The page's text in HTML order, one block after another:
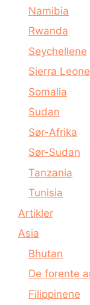
Namibia
Rwanda
Seychellene
Sierra Leone
Somalia
Sudan
Sør-Afrika
Sør-Sudan
Tanzania
Tunisia
Artikler
Asia
Bhutan
De forente
Filippinene